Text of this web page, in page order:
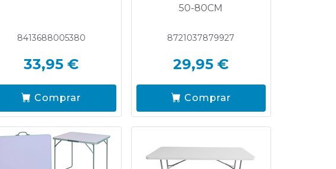
8413688005380
33,95 €
Comprar
50-80CM
8721037879927
29,95 €
Comprar